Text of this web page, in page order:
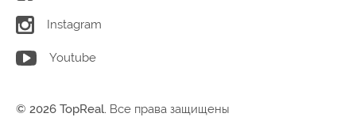
Instagram
Youtube
© 2026 TopReal. Все права защищены